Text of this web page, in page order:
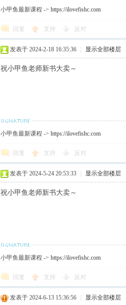
小甲鱼最新课程 ->https://ilovefishc.com
回复 支持 反对
发表于 2024-2-18 16:35:36 显示全部楼层
祝小甲鱼老师新书大卖～
小甲鱼最新课程 ->https://ilovefishc.com
回复 支持 反对
发表于 2024-5-24 20:53:33 显示全部楼层
祝小甲鱼老师新书大卖～
小甲鱼最新课程 ->https://ilovefishc.com
回复 支持 反对
发表于 2024-6-13 15:36:56 显示全部楼层